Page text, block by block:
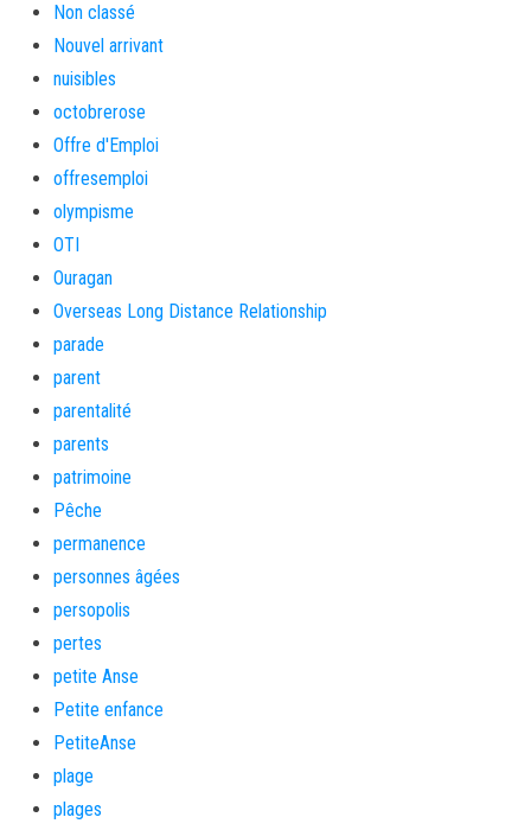
Non classé
Nouvel arrivant
nuisibles
octobrerose
Offre d'Emploi
offresemploi
olympisme
OTI
Ouragan
Overseas Long Distance Relationship
parade
parent
parentalité
parents
patrimoine
Pêche
permanence
personnes âgées
persopolis
pertes
petite Anse
Petite enfance
PetiteAnse
plage
plages